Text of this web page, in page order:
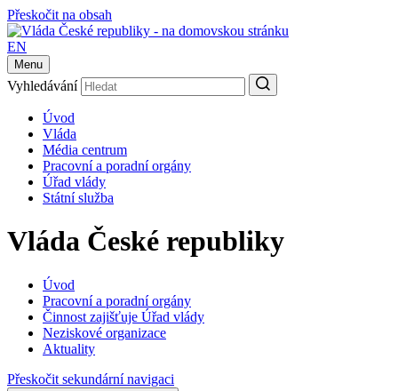
Přeskočit na obsah
EN
Menu
Vyhledávání
Úvod
Vláda
Média centrum
Pracovní a poradní orgány
Úřad vlády
Státní služba
Vláda České republiky
Úvod
Pracovní a poradní orgány
Činnost zajišťuje Úřad vlády
Neziskové organizace
Aktuality
Přeskočit sekundární navigaci